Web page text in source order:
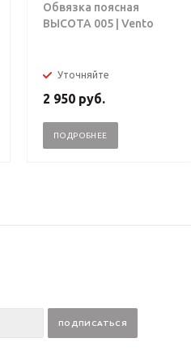
Обвязка поясная
ВЫСОТА 005 | Vento
Уточняйте
2 950 руб.
ПОДРОБНЕЕ